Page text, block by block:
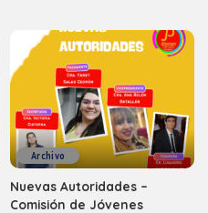
Archivo
Nuevas Autoridades –
Comisión de Jóvenes